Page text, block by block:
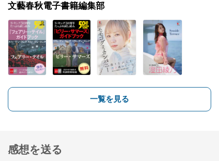
文藝春秋電子書籍編集部
一覧を見る
感想を送る